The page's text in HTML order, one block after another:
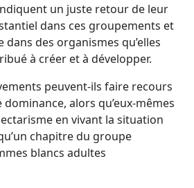
un juste retour de leur
dans ces groupements et
des organismes qu’elles
à créer et à développer.
peuvent-ils faire recours
alors qu’eux-mêmes
en vivant la situation
chapitre du groupe
blancs adultes